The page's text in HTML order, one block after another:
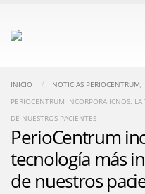
INICIO NOTICIAS PERIOCENTRUM,
PERIOCENTRUM INCORPORA ICNOS.
DE NUESTROS PACIENTES
PerioCentrum
tecnología más
de nuestros